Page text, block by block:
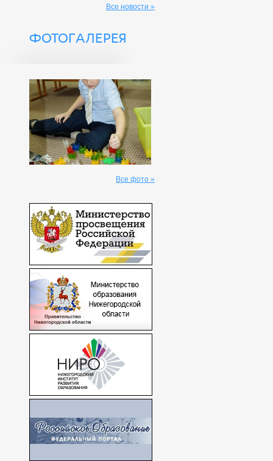
Все новости »
ФОТОГАЛЕРЕЯ
Все фото »